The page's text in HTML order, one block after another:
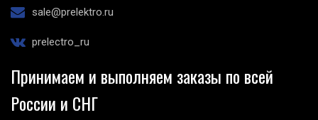
sale@prelektro.ru
prelectro_ru
Принимаем и выполняем заказы по всей
России и СНГ